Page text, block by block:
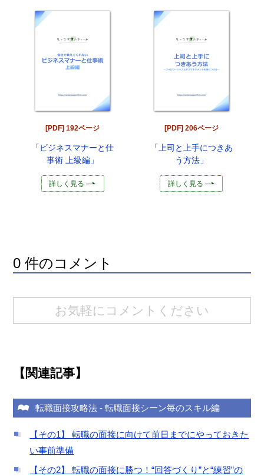
[PDF] 192ページ
「ビジネスマナーと仕
事術 上級編」
詳しく見る
[PDF] 206ページ
「上司と上手につきあ
う方法」
詳しく見る
0 件のコメント
お気軽にコメントください
【関連記事】
転職面接攻略法 -転職面接シーン毎のスキル編
【その1】 転職の面接に向けて前日までにやっておきた
い事前準備
【その2】 転職の面接に勝つ！“回答づくり”と“練習”の